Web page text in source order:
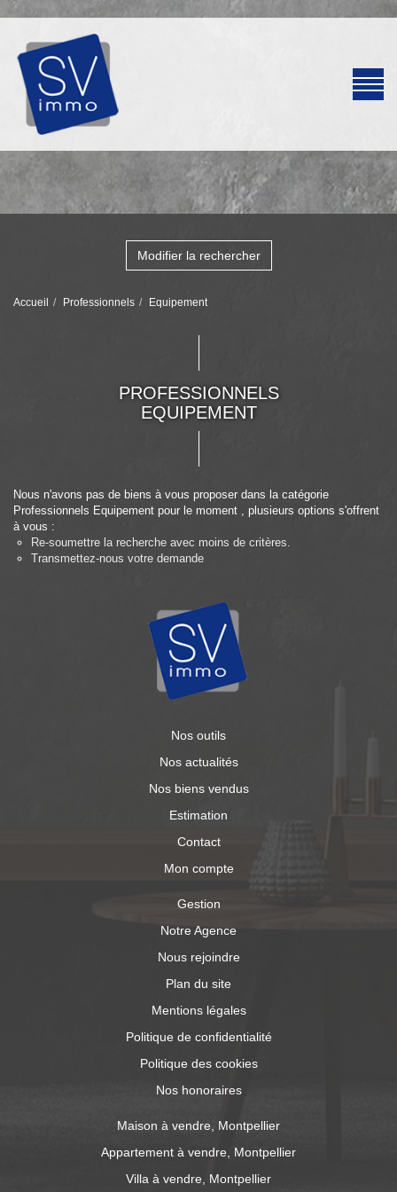
Modifier la rechercher
Accueil Professionnels Equipement
PROFESSIONNELS
EQUIPEMENT
Nous n'avons pas de biens à vous proposer dans la catégorie
Professionnels Equipement pour le moment , plusieurs options s'offrent
à vous :
Re-soumettre la recherche avec moins de critères.
Transmettez-nous votre demande
Nos outils
Nos actualités
Nos biens vendus
Estimation
Contact
Mon compte
Gestion
Notre Agence
Nous rejoindre
Plan du site
Mentions légales
Politique de confidentialité
Politique des cookies
Nos honoraires
Maison à vendre, Montpellier
Appartement à vendre, Montpellier
Villa à vendre, Montpellier